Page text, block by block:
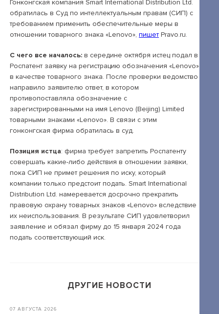
IPQuorum.Музыка
Пользовательское соглашение
Сведения об образовательной организации
Договор-оферта
Согласие на обработку персональных
данных для регистрации на сайте
Согласие на обработку персональных
данных (Cookie)
Политика обработки персональных данных
Положение об антикоррупционной
политике
+7 495 789-00-47
Гонконгская компания Smart International Distribution Ltd.
обратилась в Суд по интеллектуальным правам (СИП) с
требованием применить обеспечительные меры в
отношении товарного знака «Lenovo», пишет Pravo.ru.
С чего все началось: в середине октября истец подал в
Роспатент заявку на регистрацию обозначения «Lenovo»
в качестве товарного знака. После проверки ведомство
направило заявителю ответ, в котором
противопоставляла обозначение с
зарегистрированными на имя Lenovo (Beijing) Limited
товарными знаками «Lenovo». В связи с этим
гонконгская фирма обратилась в суд.
Позиция истца: фирма требует запретить Роспатенту
совершать какие-либо действия в отношении заявки,
пока СИП не примет решения по иску, который
компании только предстоит подать. Smart International
Distribution Ltd. намеревается досрочно прекратить
правовую охрану товарных знаков «Lenovo» вследствие
их неиспользования. В результате СИП удовлетворил
заявление и обязал фирму до 15 января 2024 года
подать соответствующий иск.
ДРУГИЕ НОВОСТИ
07 АВГУСТА 2026